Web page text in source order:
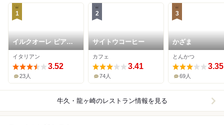
1
イルクオーレ ピアッ
トスズキ
イタリアン
3.52
23人
2
サイトウコーヒー
カフェ
3.41
74人
3
かざま
とんかつ
3.35
69人
牛久・龍ヶ崎のレストラン情報を見る